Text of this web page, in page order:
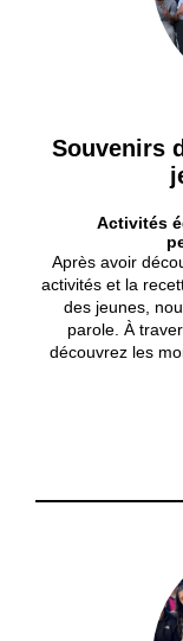
Souvenirs
Activités
Après avoir
activités et la
des jeunes,
parole. À
découvrez les